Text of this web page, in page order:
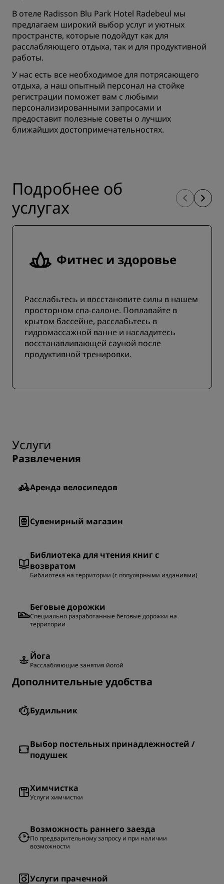
В отеле Radisson Blu Park Hotel Radebeul мы
предлагаем широкий выбор услуг и уютных
пространств, которые подойдут как для
расслабляющего отдыха, так и для продуктивной
работы.
У нас есть все необходимое для потрясающего
отдыха, а наш опытный персонал на стойке
регистрации поможет вам с любыми
персонализированными запросами и
предоставит полезные советы о лучших
ближайших достопримечательностях.
Подробнее об
услугах
Фитнес и здоровье
Расслабьтесь и восстановите силы в нашем
просторном спа-салоне. Поплавайте в
крытом бассейне, расслабьтесь в
гидромассажной ванне и насладитесь
восстанавливающей сауной после
продуктивной тренировки.
Услуги
Развлечения
Аренда велосипедов
Сувенирный магазин
Библиотека для чтения книг с
возвратом
Библиотека на территории (с популярными изданиями)
Беговые дорожки
Специально разработанные беговые дорожки на
территории
Йога
Расслабляющие занятия йогой
Дополнительные удобства
Будильник
Выбор постельных принадлежностей /
подушек
Химчистка
Услуги химчистки
Возможность раннего заезда
По предварительному запросу и при наличии
возможности
Услуги прачечной